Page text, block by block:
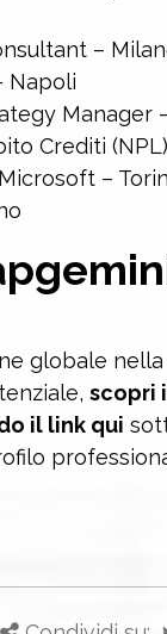
–
Napoli
Manager
Crediti
–
globale
scopri
il link qui